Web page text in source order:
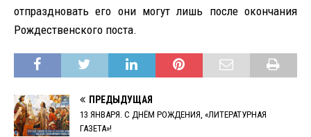
отпраздновать его они могут лишь после окончания
Рождественского поста.
ПРЕДЫДУЩАЯ
13 ЯНВАРЯ. С ДНЁМ РОЖДЕНИЯ, «ЛИТЕРАТУРНАЯ
ГАЗЕТА»!